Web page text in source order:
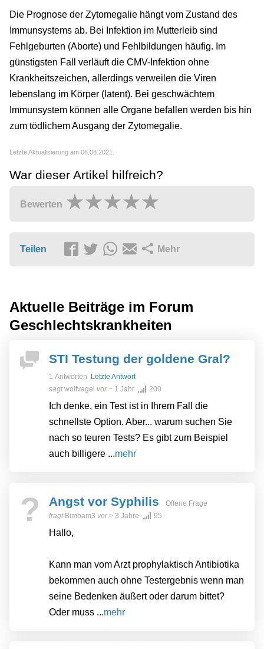
Die Prognose der Zytomegalie hängt vom Zustand des
Immunsystems ab. Bei Infektion im Mutterleib sind
Fehlgeburten (Aborte) und Fehlbildungen häufig. Im
günstigsten Fall verläuft die CMV-Infektion ohne
Krankheitszeichen, allerdings verweilen die Viren
lebenslang im Körper (latent). Bei geschwächtem
Immunsystem können alle Organe befallen werden bis hin
zum tödlichem Ausgang der Zytomegalie.
Letzte Aktualisierung am 06.08.2021.
War dieser Artikel hilfreich?
Bewerten
Teilen Mehr
Aktuelle Beiträge im Forum
Geschlechtskrankheiten
STI Testung der goldene Gral?
1 Antworten
Letzte Antwort
sagtwolfvagel vor~ 1 Jahr 200
Ich denke, ein Test ist in Ihrem Fall die
schnellste Option. Aber... warum suchen Sie
nach so teuren Tests? Es gibt zum Beispiel
auch billigere ...mehr
? Angst vor Syphilis
Offene Frage
fragt Bimbam3 vor> 3 Jahre 95
Hallo,
Kann man vom Arzt prophylaktisch Antibiotika
bekommen auch ohne Testergebnis wenn man
seine Bedenken äußert oder darum bittet?
Oder muss ...mehr